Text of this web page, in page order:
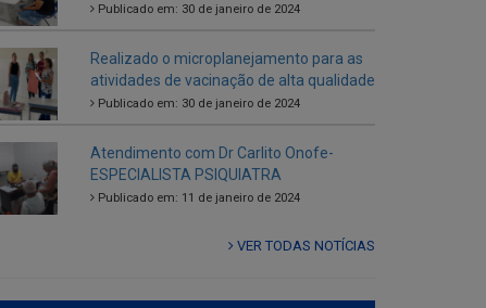
Publicado em: 30 de janeiro de 2024
Realizado o microplanejamento para as
atividades de vacinação de alta qualidade
Publicado em: 30 de janeiro de 2024
Atendimento com Dr Carlito Onofe-
ESPECIALISTA PSIQUIATRA
Publicado em: 11 de janeiro de 2024
VER TODAS NOTÍCIAS